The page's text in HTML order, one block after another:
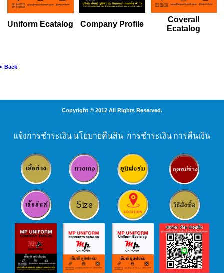
Uniform Ecatalog Company Profile
Coverall
Ecatalog
« Back
Copyright © 2012 All Rights Reserved.
แจ้งการชำระเงิน นโยบายคืนสิน การชำระเงิน การคืนเงิน